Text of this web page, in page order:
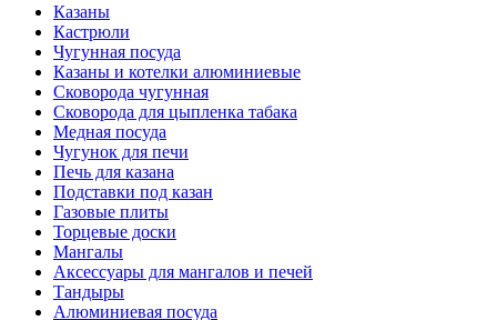
Казаны
Кастрюли
Чугунная посуда
Казаны и котелки алюминиевые
Сковорода чугунная
Сковорода для цыпленка табака
Медная посуда
Чугунок для печи
Печь для казана
Подставки под казан
Газовые плиты
Торцевые доски
Мангалы
Аксессуары для мангалов и печей
Тандыры
Алюминиевая посуда